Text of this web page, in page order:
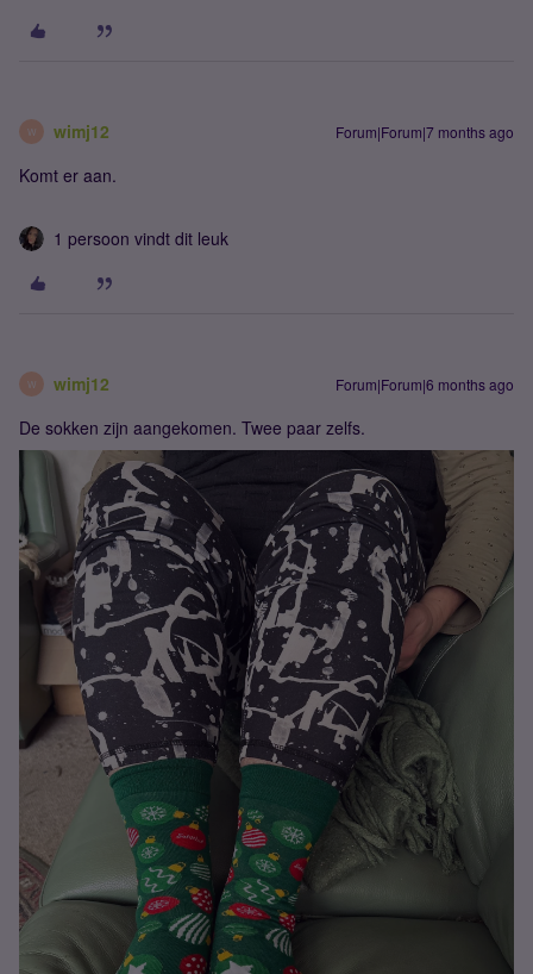
W wimj12 Forum|Forum|7 months ago
Komt er aan.
1 persoon vindt dit leuk
W wimj12 Forum|Forum|6 months ago
De sokken zijn aangekomen. Twee paar zelfs.